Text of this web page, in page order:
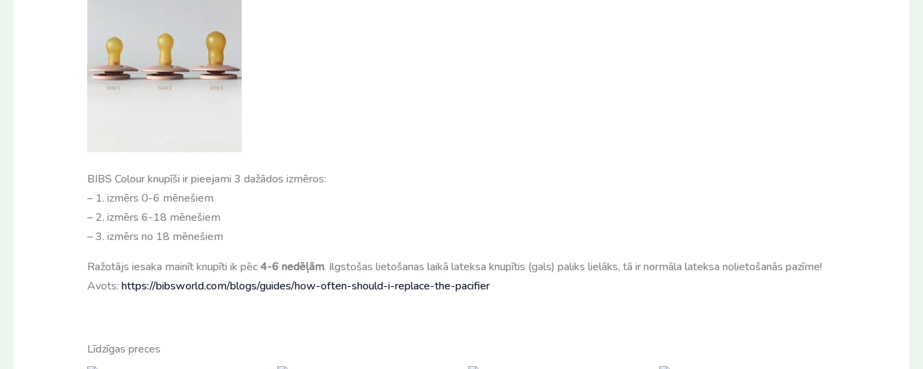
BIBS Colour knupīši ir pieejami 3 dažādos izmēros:
– 1. izmērs 0-6 mēnešiem
– 2. izmērs 6-18 mēnešiem
– 3. izmērs no 18 mēnešiem
Ražotājs iesaka mainīt knupīti ik pēc4-6 nedēļām. Ilgstošas lietošanas laikā lateksa knupītis (gals) paliks lielāks, tā ir normāla lateksa nolietošanās pazīme!
Avots: https://bibsworld.com/blogs/guides/how-often-should-i-replace-the-pacifier
Līdzīgas preces